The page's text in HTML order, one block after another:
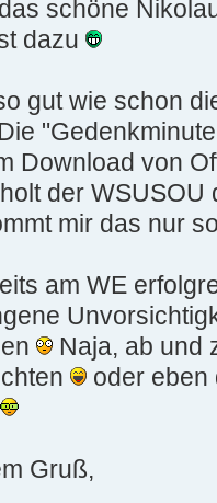
schöne
dazu
gut wie schon
Download von
der WSUSOU
mir das nur
am WE
Naja, ab und
oder eben
Gruß,